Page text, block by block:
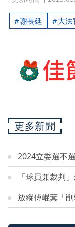
謝長廷 大法
更多新聞
2024立委選不
「球員兼裁判
放縱傅崐萁「